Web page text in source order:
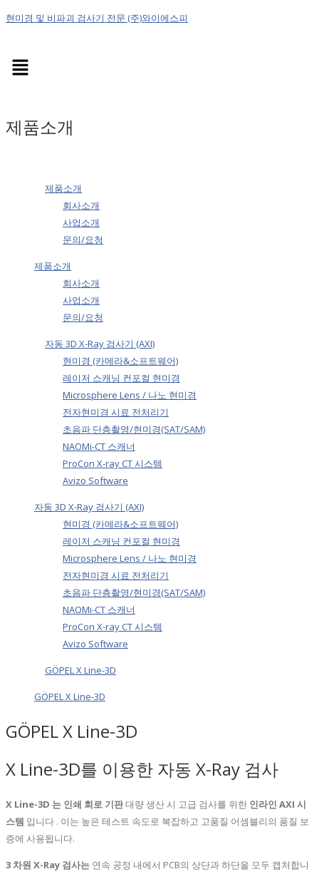
현미경 및 비파괴 검사기 전문 (주)와이에스피
Menu
제품소개
제품소개
회사소개
사업소개
문의/요청
제품소개
회사소개
사업소개
문의/요청
자동 3D X-Ray 검사기 (AXI)
현미경 (카메라&소프트웨어)
레이저 스캐닝 컨포컬 현미경
Microsphere Lens / 나노 현미경
전자현미경 시료 전처리기
초음파 단층촬영/현미경(SAT/SAM)
NAOMi-CT 스캐너
ProCon X-ray CT 시스템
Avizo Software
자동 3D X-Ray 검사기 (AXI)
현미경 (카메라&소프트웨어)
레이저 스캐닝 컨포컬 현미경
Microsphere Lens / 나노 현미경
전자현미경 시료 전처리기
초음파 단층촬영/현미경(SAT/SAM)
NAOMi-CT 스캐너
ProCon X-ray CT 시스템
Avizo Software
GÖPEL X Line-3D
GÖPEL X Line-3D
GÖPEL X Line-3D
X Line-3D를 이용한 자동 X-Ray 검사
X Line-3D 는 인쇄 회로 기판대량 생산 시 고급 검사를 위한 인라인 AXI 시
스템 입니다 . 이는 높은 테스트 속도로 복잡하고 고품질 어셈블리의 품질 보
증에 사용됩니다.
3 차원 X-Ray 검사는 연속 공정 내에서 PCB의 상단과 하단을 모두 캡처합니